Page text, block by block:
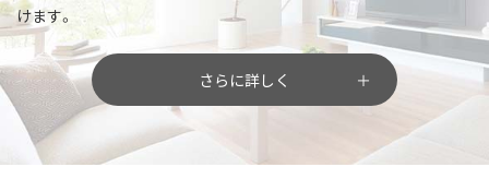
けます。
さらに詳しく